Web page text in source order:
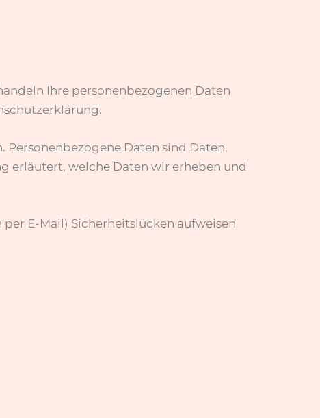
Ihre personenbezogenen Daten
Personenbezogene Daten sind Daten,
erläutert, welche Daten wir erheben und
E-Mail) Sicherheitslücken aufweisen